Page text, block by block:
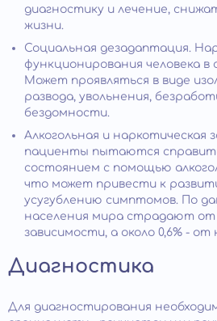
диагностику и лечение,
жизни.
Социальная дезадаптация.
функционирования человека в
Может проявляться в виде
развода, увольнения,
бездомности.
Алкогольная и наркотическая
пациенты пытаются
состоянием с помощью
что может привести к
усугублению симптомов. По
населения мира страдают от
зависимости, а около 0,6% - от
Диагностика
Для диагностирования